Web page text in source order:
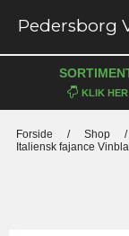
Pedersborg
Forside / Shop /
Italiensk fajance